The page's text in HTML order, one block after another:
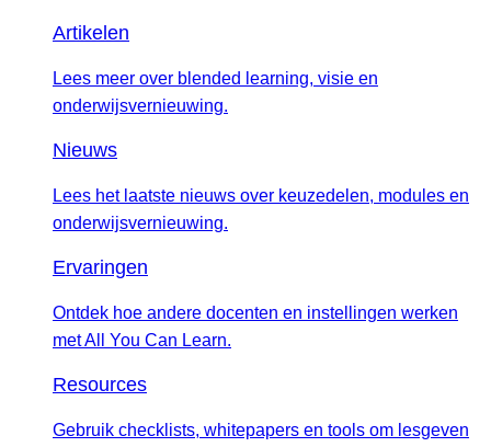
Artikelen
Lees meer over blended learning, visie en
onderwijsvernieuwing.
Nieuws
Lees het laatste nieuws over keuzedelen, modules en
onderwijsvernieuwing.
Ervaringen
Ontdek hoe andere docenten en instellingen werken
met All You Can Learn.
Resources
Gebruik checklists, whitepapers en tools om lesgeven